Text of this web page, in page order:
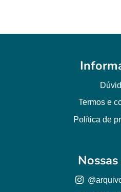
Termos e
Política de